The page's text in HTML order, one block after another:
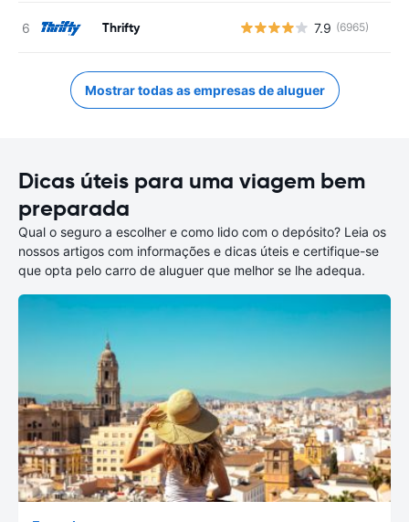
Thrifty 7.9 (6965)
Mostrar todas as empresas de aluguer
Dicas úteis para uma viagem bem
preparada
Qual o seguro a escolher e como lido com o depósito? Leia os
nossos artigos com informações e dicas úteis e certifique-se
que opta pelo carro de aluguer que melhor se lhe adequa.